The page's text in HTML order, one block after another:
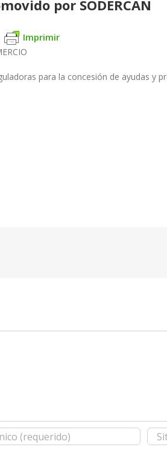
por SODERCAN
Imprimir
para la concesión de ayudas y